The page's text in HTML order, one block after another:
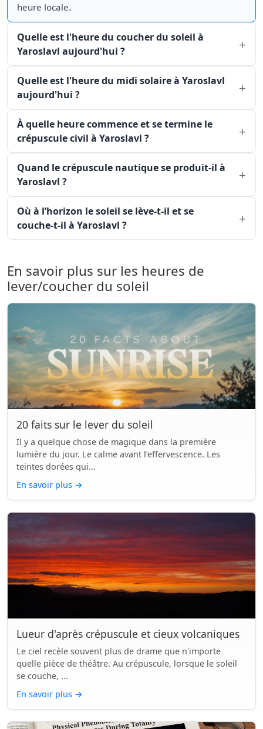
heure locale.
Quelle est l'heure du coucher du soleil à
Yaroslavl aujourd'hui ?
Quelle est l'heure du midi solaire à Yaroslavl
aujourd'hui ?
À quelle heure commence et se termine le
crépuscule civil à Yaroslavl ?
Quand le crépuscule nautique se produit-il à
Yaroslavl ?
Où à l’horizon le soleil se lève-t-il et se
couche-t-il à Yaroslavl ?
En savoir plus sur les heures de
lever/coucher du soleil
20 faits sur le lever du soleil
Il y a quelque chose de magique dans la première
lumière du jour. Le calme avant l’effervescence. Les
teintes dorées qui...
En savoir plus →
Lueur d'après crépuscule et cieux volcaniques
Le ciel recèle souvent plus de drame que n'importe
quelle pièce de théâtre. Au crépuscule, lorsque le soleil
se couche, ...
En savoir plus →